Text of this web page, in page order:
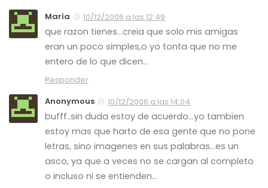
María
10/12/2006 a las 12:49
que razon tienes…creia que solo mis amigas
eran un poco simples,o yo tonta que no me
entero de lo que dicen…
Responder
Anonymous
10/12/2006 a las 14:04
bufff..sin duda estoy de acuerdo…yo tambien
estoy mas que harto de esa gente que no pone
letras, sino imagenes en sus palabras…es un
asco, ya que a veces no se cargan al completo
o incluso ni se entienden…